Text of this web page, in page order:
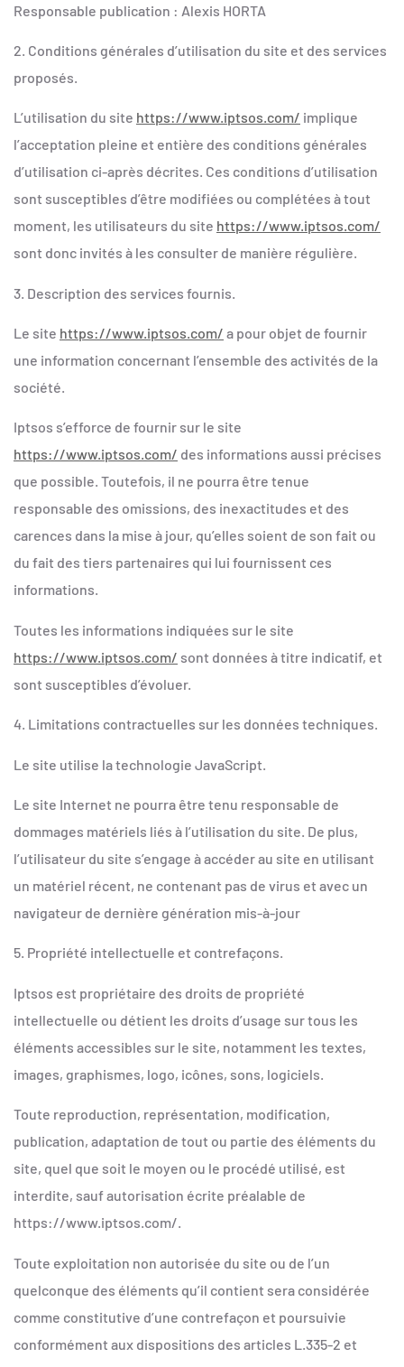
Responsable publication : Alexis HORTA
2. Conditions générales d’utilisation du site et des services
proposés.
L’utilisation du site https://www.iptsos.com/ implique
l’acceptation pleine et entière des conditions générales
d’utilisation ci-après décrites. Ces conditions d’utilisation
sont susceptibles d’être modifiées ou complétées à tout
moment, les utilisateurs du site https://www.iptsos.com/
sont donc invités à les consulter de manière régulière.
3. Description des services fournis.
Le site https://www.iptsos.com/ a pour objet de fournir
une information concernant l’ensemble des activités de la
société.
Iptsos s’efforce de fournir sur le site
https://www.iptsos.com/ des informations aussi précises
que possible. Toutefois, il ne pourra être tenue
responsable des omissions, des inexactitudes et des
carences dans la mise à jour, qu’elles soient de son fait ou
du fait des tiers partenaires qui lui fournissent ces
informations.
Toutes les informations indiquées sur le site
https://www.iptsos.com/ sont données à titre indicatif, et
sont susceptibles d’évoluer.
4. Limitations contractuelles sur les données techniques.
Le site utilise la technologie JavaScript.
Le site Internet ne pourra être tenu responsable de
dommages matériels liés à l’utilisation du site. De plus,
l’utilisateur du site s’engage à accéder au site en utilisant
un matériel récent, ne contenant pas de virus et avec un
navigateur de dernière génération mis-à-jour
5. Propriété intellectuelle et contrefaçons.
Iptsos est propriétaire des droits de propriété
intellectuelle ou détient les droits d’usage sur tous les
éléments accessibles sur le site, notamment les textes,
images, graphismes, logo, icônes, sons, logiciels.
Toute reproduction, représentation, modification,
publication, adaptation de tout ou partie des éléments du
site, quel que soit le moyen ou le procédé utilisé, est
interdite, sauf autorisation écrite préalable de
https://www.iptsos.com/.
Toute exploitation non autorisée du site ou de l’un
quelconque des éléments qu’il contient sera considérée
comme constitutive d’une contrefaçon et poursuivie
conformément aux dispositions des articles L.335-2 et